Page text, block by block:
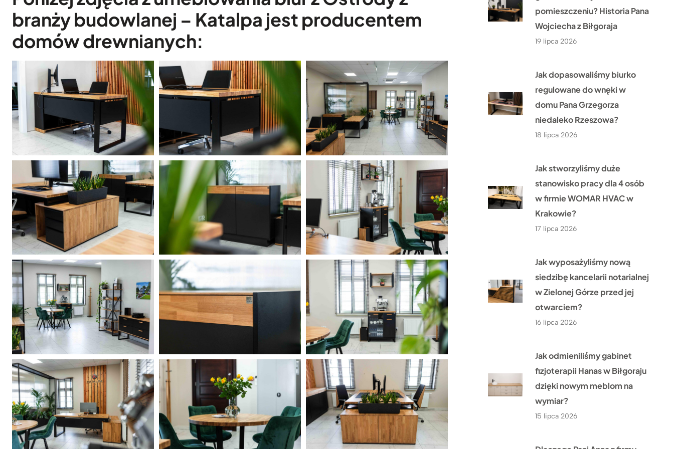
branży budowlanej – Katalpa jest producentem
domów drewnianych:
pomieszczeniu? Historia Pana
Wojciecha z Biłgoraja
19 lipca 2026
Jak dopasowaliśmy biurko
regulowane do wnęki w
domu Pana Grzegorza
niedaleko Rzeszowa?
18 lipca 2026
Jak stworzyliśmy duże
stanowisko pracy dla 4 osób
w firmie WOMAR HVAC w
Krakowie?
17 lipca 2026
Jak wyposażyliśmy nową
siedzibę kancelarii notarialnej
w Zielonej Górze przed jej
otwarciem?
16 lipca 2026
Jak odmieniliśmy gabinet
fizjoterapii Hanas w Biłgoraju
dzięki nowym meblom na
wymiar?
15 lipca 2026